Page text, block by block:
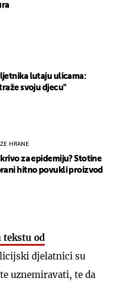
lutaju ulicama:
svoju djecu"
HRANE
za epidemiju? Stotine
hitno povukli proizvod
od
djelatnici su
uznemiravati, te da